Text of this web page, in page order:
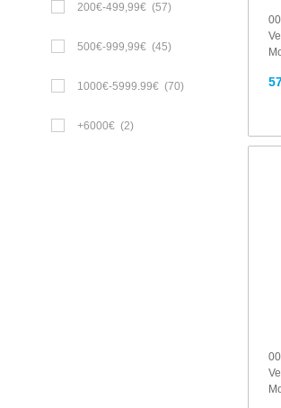
200€-499,99€ (57)
500€-999,99€ (45)
1000€-5999.99€ (70)
+6000€ (2)